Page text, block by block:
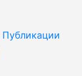
Публикации